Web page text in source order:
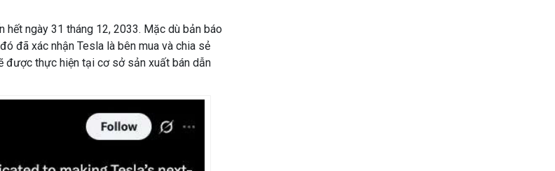
ngày 31 tháng 12, 2033. Mặc dù bản báo
đã xác nhận Tesla là bên mua và chia sẻ
được thực hiện tại cơ sở sản xuất bán dẫn